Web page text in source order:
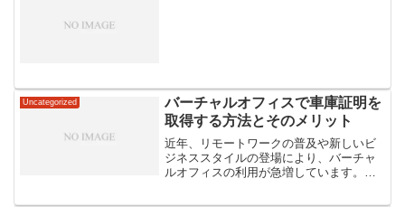
Uncategorized
バーチャルオフィスで車庫証明を
取得する方法とそのメリット
近年、リモートワークの普及や新しいビ
ジネススタイルの登場により、バーチャ
ルオフィスの利用が急増しています。特